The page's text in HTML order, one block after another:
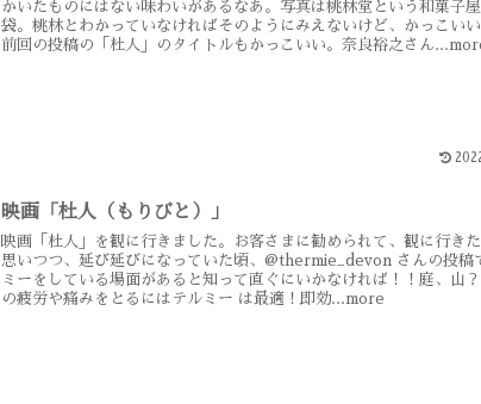
かいたものにはない味わいがあるなあ。写真は桃林堂という和菓子
袋。桃林とわかっていなければそのようにみえないけど、かっこいい
前回の投稿の「杜人」のタイトルもかっこいい。奈良裕之さん
映画「杜人（もりびと）」
映画「杜人」を観に行きました。お客さまに勧められて、観に行き
思いつつ、延び延びになっていた頃、@thermie_devon さんの投稿
ミーをしている場面があると知って直ぐにいかなければ！！庭、山
の疲労や痛みをとるにはテルミー は最適！即効...more